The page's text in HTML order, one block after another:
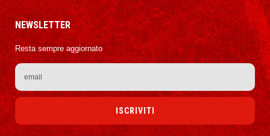
NEWSLETTER
Resta sempre aggiornato